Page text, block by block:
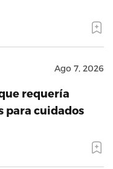
Ago 7, 2026
requería
para cuidados